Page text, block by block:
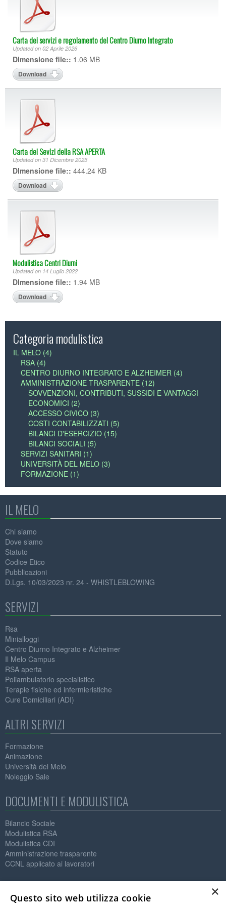
Carta dei servizi e regolamento del Centro Diurno Integrato
Updated on 02 Aprile 2026
DImensione file:: 1.06 MB
Download
Carta dei Sevizi della RSA APERTA
Updated on 31 Dicembre 2025
DImensione file:: 444.24 KB
Download
Modulistica Centri Diurni
Updated on 14 Luglio 2022
DImensione file:: 1.94 MB
Download
Categoria modulistica
IL MELO (4)
RSA (4)
CENTRO DIURNO INTEGRATO E ALZHEIMER (4)
AMMINISTRAZIONE TRASPARENTE (12)
SOVVENZIONI, CONTRIBUTI, SUSSIDI E VANTAGGI
ECONOMICI (2)
ACCESSO CIVICO (3)
COSTI CONTABILIZZATI (5)
BILANCI D'ESERCIZIO (15)
BILANCI SOCIALI (5)
SERVIZI SANITARI (1)
UNIVERSITÀ DEL MELO (3)
FORMAZIONE (1)
IL MELO
Chi siamo
Dove siamo
Statuto
Codice Etico
Pubblicazioni
D.Lgs. 10/03/2023 nr. 24 - WHISTLEBLOWING
SERVIZI
Rsa
Minialloggi
Centro Diurno Integrato e Alzheimer
Il Melo Campus
RSA aperta
Poliambulatorio specialistico
Terapie fisiche ed infermieristiche
Cure Domiciliari (ADI)
ALTRI SERVIZI
Formazione
Animazione
Università del Melo
Noleggio Sale
DOCUMENTI E MODULISTICA
Bilancio Sociale
Modulistica RSA
Modulistica CDI
Amministrazione trasparente
CCNL applicato ai lavoratori
DIPARTIMENTO FORMAZIONE
UFFICIO DEL PERSONALE
PEC POSTA ELETTRONICA CERTIFICATA
CARTA E REGOLAMENTO CAMPUS
MODULISTICA RSA
PHOTOGALLERY
CARTA DEI SERVIZI DEL CENTRO DIURNO
INTEGRATO PROTETTO
MODULISTICA CENTRI DIURNI
PHOTOGALLERY
CARTA E REGOLAMENTO CAMPUS
LABORATORI
SUCCEDE AL PLANET
NOLEGGIO SALE
ACCREDITAMENTO PRESSO LA REGIONE
CERTIFICAZIONE ISO
×
Questo sito web utilizza cookie